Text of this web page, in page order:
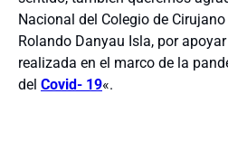
Nacional del Colegio de
Rolando Danyau Isla, por
realizada en el marco de la
del Covid- 19«.